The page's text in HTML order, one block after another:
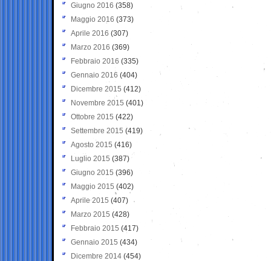
Giugno 2016 (358)
Maggio 2016 (373)
Aprile 2016 (307)
Marzo 2016 (369)
Febbraio 2016 (335)
Gennaio 2016 (404)
Dicembre 2015 (412)
Novembre 2015 (401)
Ottobre 2015 (422)
Settembre 2015 (419)
Agosto 2015 (416)
Luglio 2015 (387)
Giugno 2015 (396)
Maggio 2015 (402)
Aprile 2015 (407)
Marzo 2015 (428)
Febbraio 2015 (417)
Gennaio 2015 (434)
Dicembre 2014 (454)